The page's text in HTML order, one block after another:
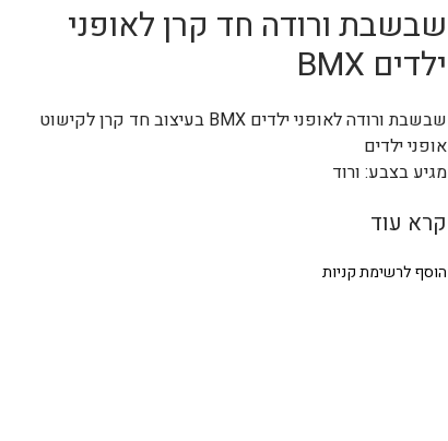
שבשבת ורודה חד קרן לאופני
ילדים BMX
שבשבת ורודה לאופני ילדים BMX בעיצוב חד קרן לקישוט
אופני ילדים
מגיע בצבע: ורוד
קרא עוד
הוסף לרשימת קניות